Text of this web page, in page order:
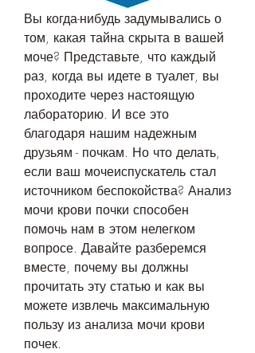
Вы когда-нибудь задумывались о
том, какая тайна скрыта в вашей
моче? Представьте, что каждый
раз, когда вы идете в туалет, вы
проходите через настоящую
лабораторию. И все это
благодаря нашим надежным
друзьям - почкам. Но что делать,
если ваш мочеиспускатель стал
источником беспокойства? Анализ
мочи крови почки способен
помочь нам в этом нелегком
вопросе. Давайте разберемся
вместе, почему вы должны
прочитать эту статью и как вы
можете извлечь максимальную
пользу из анализа мочи крови
почек.